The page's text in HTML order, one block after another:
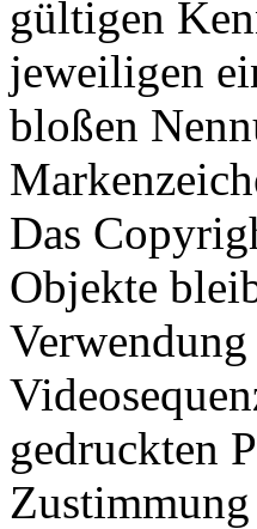
gültigen
jeweiligen
bloßen
Das
Objekte
gedruckten